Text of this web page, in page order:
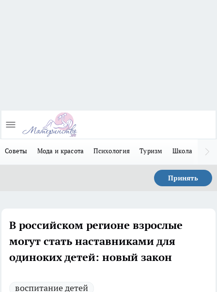
Советы Мода и красота Психология Туризм Школа
Принять
В российском регионе взрослые
могут стать наставниками для
одиноких детей: новый закон
воспитание детей